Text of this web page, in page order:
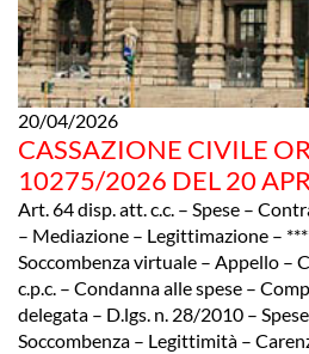
20/04/2026
CASSAZIONE CIVILE
10275/2026 DEL 20
Art. 64 disp. att. c.c. – Spese –
– Mediazione – Legittimazione –
Soccombenza virtuale – Appello –
c.p.c. – Condanna alle spese –
delegata – D.lgs. n. 28/2010 –
Soccombenza – Legittimità –